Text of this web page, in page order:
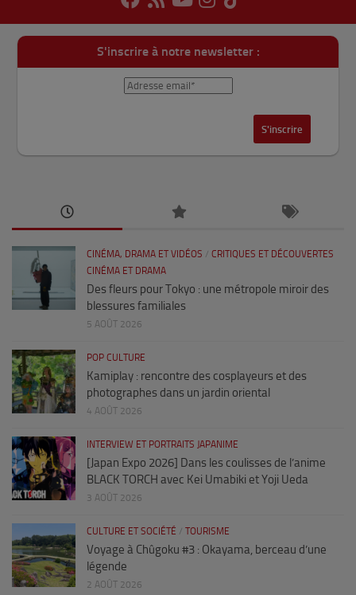
S'inscrire à notre newsletter :
CINÉMA, DRAMA ET VIDÉOS / CRITIQUES ET DÉCOUVERTES
CINÉMA ET DRAMA
Des fleurs pour Tokyo : une métropole miroir des
blessures familiales
5 AOÛT 2026
POP CULTURE
Kamiplay : rencontre des cosplayeurs et des
photographes dans un jardin oriental
4 AOÛT 2026
INTERVIEW ET PORTRAITS JAPANIME
[Japan Expo 2026] Dans les coulisses de l’anime
BLACK TORCH avec Kei Umabiki et Yoji Ueda
3 AOÛT 2026
CULTURE ET SOCIÉTÉ / TOURISME
Voyage à Chûgoku #3 : Okayama, berceau d’une
légende
2 AOÛT 2026